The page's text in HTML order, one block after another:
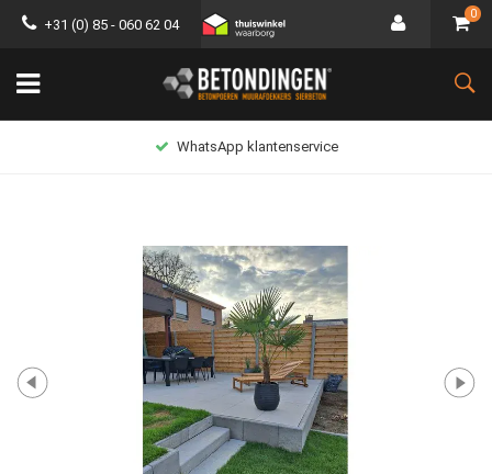
+31 (0) 85 - 060 62 04
0
WhatsApp klantenservice